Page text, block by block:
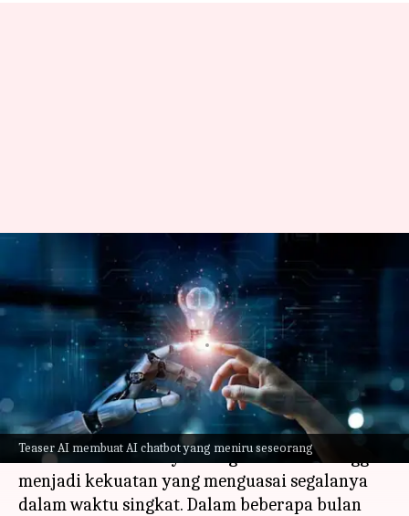
Teaser AI membuat AI chatbot yang meniru seseorang
Teaser AI Dapat Memasangkan
Pengguna Dengan Chatbot
Kencan: Cara Kerjanya
menulis Handoko Jun 13, 2023 01:12 pm
Apa ceritanya
Kami telah melihat kecerdasan buatan (AI)
memulai dominasinya sebagai hal baru hingga
menjadi kekuatan yang menguasai segalanya
dalam waktu singkat. Dalam beberapa bulan